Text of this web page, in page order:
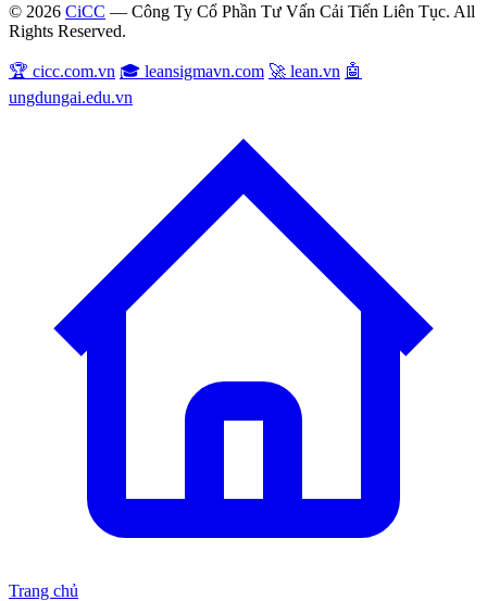
© 2026 CiCC — Công Ty Cổ Phần Tư Vấn Cải Tiến Liên Tục. All
Rights Reserved.
🏆 cicc.com.vn 🎓 leansigmavn.com 🚀 lean.vn 🤖
ungdungai.edu.vn
Trang chủ